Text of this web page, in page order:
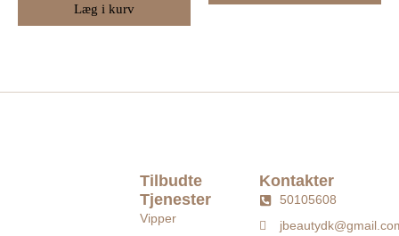
Læg i kurv
Tilbudte
Tjenester
Vipper
Kontakter
50105608